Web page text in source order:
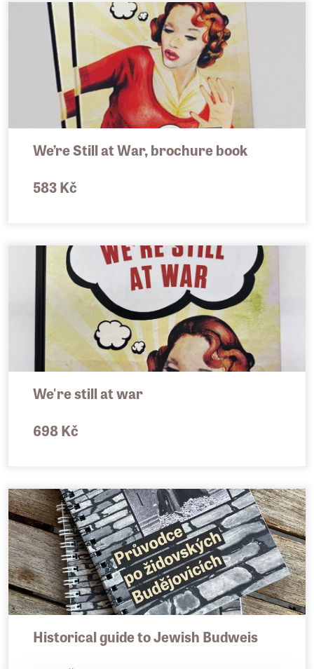
We’re Still at War, brochure book
583 Kč
We're still at war
698 Kč
Historical guide to Jewish Budweis